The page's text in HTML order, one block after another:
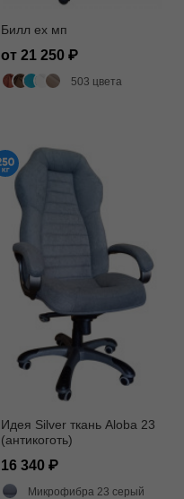
Билл ех мп
от 21 250
503 цвета
Идея Silver ткань Aloba 23
(антикоготь)
16 340
Микрофибра 23 серый